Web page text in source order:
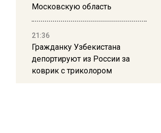
Московскую область
21:36
Гражданку Узбекистана
депортируют из России за
коврик с триколором